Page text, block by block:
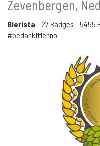
Zevenbergen,
Bierista - 27 Badges - 5455
#bedanktMenno